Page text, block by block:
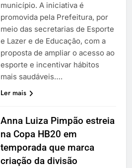
município. A iniciativa é
promovida pela Prefeitura, por
meio das secretarias de Esporte
e Lazer e de Educação, com a
proposta de ampliar o acesso ao
esporte e incentivar hábitos
mais saudáveis….
Ler mais
Anna Luiza Pimpão estreia
na Copa HB20 em
temporada que marca
criação da divisão